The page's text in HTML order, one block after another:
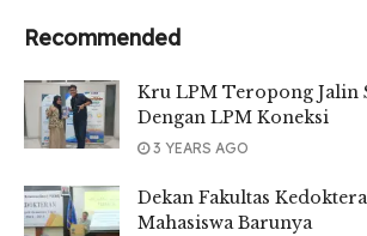
Recommended
Kru LPM Teropong Jalin
Dengan LPM Koneksi
3 YEARS AGO
Dekan Fakultas
Mahasiswa Barunya